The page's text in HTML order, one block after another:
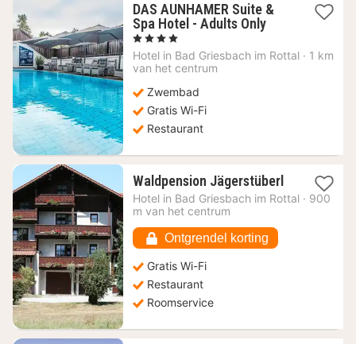
DAS AUNHAMER Suite &
Spa Hotel - Adults Only1
vanaf
, 4 Sterren
Hotel in Bad Griesbach im Rottal · 1 km
van het centrum
Zwembad
Gratis Wi-Fi
Restaurant
Waldpension Jägerstüberl1
nacht
Hotel in Bad Griesbach im Rottal · 900
m van het centrum
Ontgrendel korting
Gratis Wi-Fi
Restaurant
Roomservice